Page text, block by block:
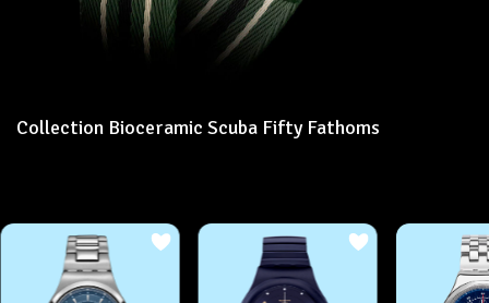
Collection Bioceramic Scuba Fifty Fathoms